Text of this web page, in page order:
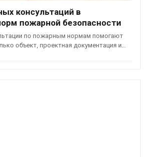
консультаций в
пожарной безопасности
по пожарным нормам помогают
объект, проектная документация и…